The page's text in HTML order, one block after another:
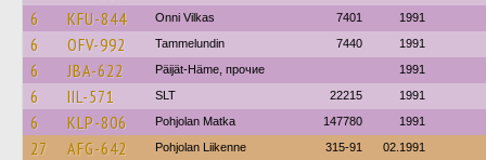
6 KFU-844 Onni Vilkas 7401 1991
6 OFV-992 Tammelundin 7440 1991
6 JBA-622 Päijät-Häme, прочие 1991
6 IIL-571 SLT 22215 1991
6 KLP-806 Pohjolan Matka 147780 1991
27 AFG-642 Pohjolan Liikenne 315-91 02.1991